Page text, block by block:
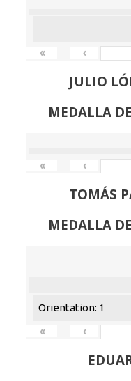
« ‹
JULIO
MEDALLA
« ‹
TOMÁS
MEDALLA
Orientation: 1
«
‹